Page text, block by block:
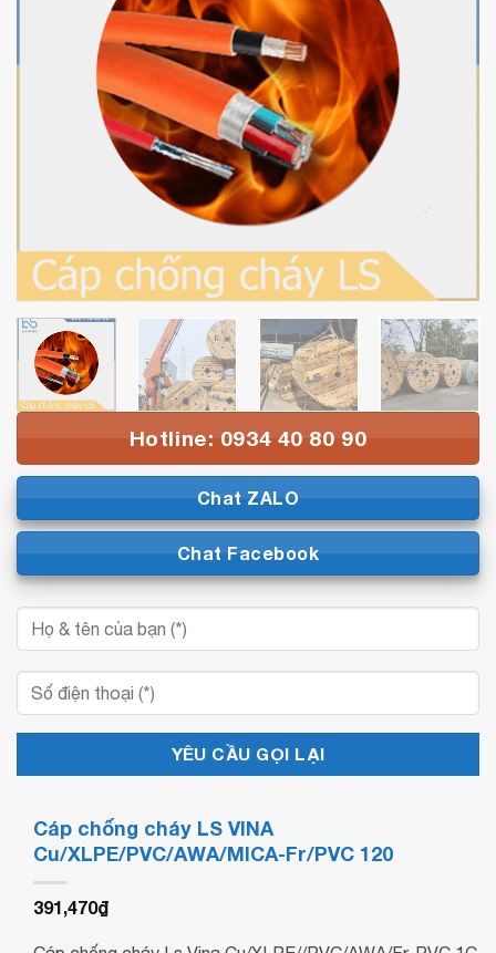
Hotline: 0934 40 80 90
Chat ZALO
Chat Facebook
Cáp chống cháy LS VINA
Cu/XLPE/PVC/AWA/MICA-Fr/PVC 120
391,470₫